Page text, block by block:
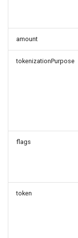
amount
tokenizationPurpose
flags
token